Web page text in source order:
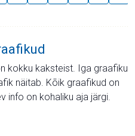
kokku kaksteist. Iga graafiku
näitab. Kõik graafikud on
info on kohaliku aja järgi.